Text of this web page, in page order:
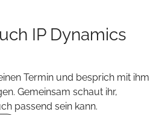
IP Dynamics
Termin und besprich mit ihm
Gemeinsam schaut ihr,
passend sein kann.